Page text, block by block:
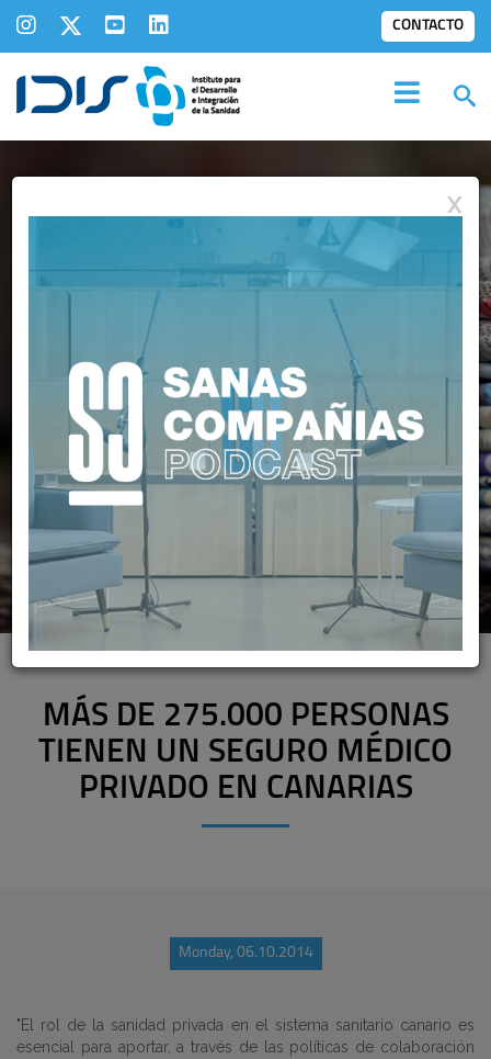
CONTACTO
IDIS EN LOSMEDIOS
MÁS DE 275.000 PERSONAS
TIENEN UN SEGURO MÉDICO
PRIVADO EN CANARIAS
Monday, 06.10.2014
"El rol de la sanidad privada en el sistema sanitario canario es
esencial para aportar, a través de las políticas de colaboración
X